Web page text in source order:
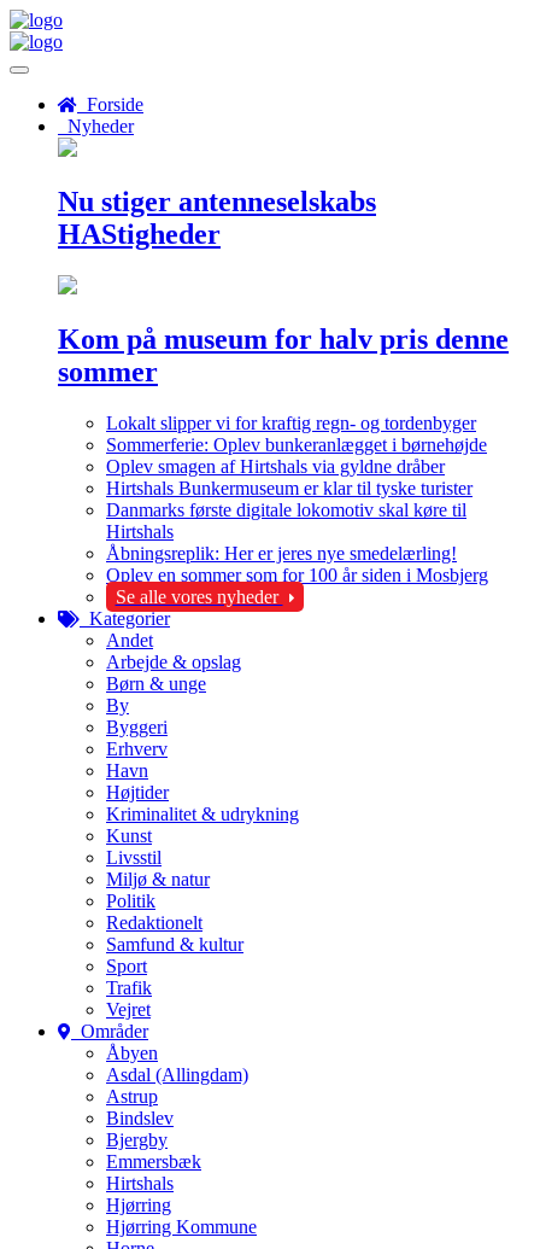
Menu
Forside
Nyheder
Nu stiger antenneselskabs
HAStigheder
Kom på museum for halv pris denne
sommer
Lokalt slipper vi for kraftig regn- og tordenbyger
Sommerferie: Oplev bunkeranlægget i børnehøjde
Oplev smagen af Hirtshals via gyldne dråber
Hirtshals Bunkermuseum er klar til tyske turister
Danmarks første digitale lokomotiv skal køre til
Hirtshals
Åbningsreplik: Her er jeres nye smedelærling!
Oplev en sommer som for 100 år siden i Mosbjerg
Se alle vores nyheder
Kategorier
Andet
Arbejde & opslag
Børn & unge
By
Byggeri
Erhverv
Havn
Højtider
Kriminalitet & udrykning
Kunst
Livsstil
Miljø & natur
Politik
Redaktionelt
Samfund & kultur
Sport
Trafik
Vejret
Områder
Åbyen
Asdal (Allingdam)
Astrup
Bindslev
Bjergby
Emmersbæk
Hirtshals
Hjørring
Hjørring Kommune